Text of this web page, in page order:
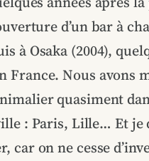
d’un bar à
à Osaka (2004),
France. Nous avons
quasiment
: Paris, Lille… Et je
car on ne cesse